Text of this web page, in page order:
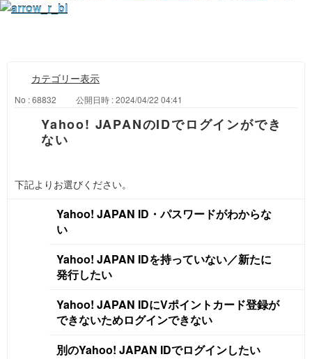
カテゴリー表示
No : 68832 公開日時 : 2024/04/22 04:41
Yahoo! JAPANのIDでログインができ
ない
下記よりお選びください。
Yahoo! JAPAN ID・パスワードがわからな
い
Yahoo! JAPAN IDを持っていない／新たに
発行したい
Yahoo! JAPAN IDにVポイントカード登録が
できないためログインできない
別のYahoo! JAPAN IDでログインしたい